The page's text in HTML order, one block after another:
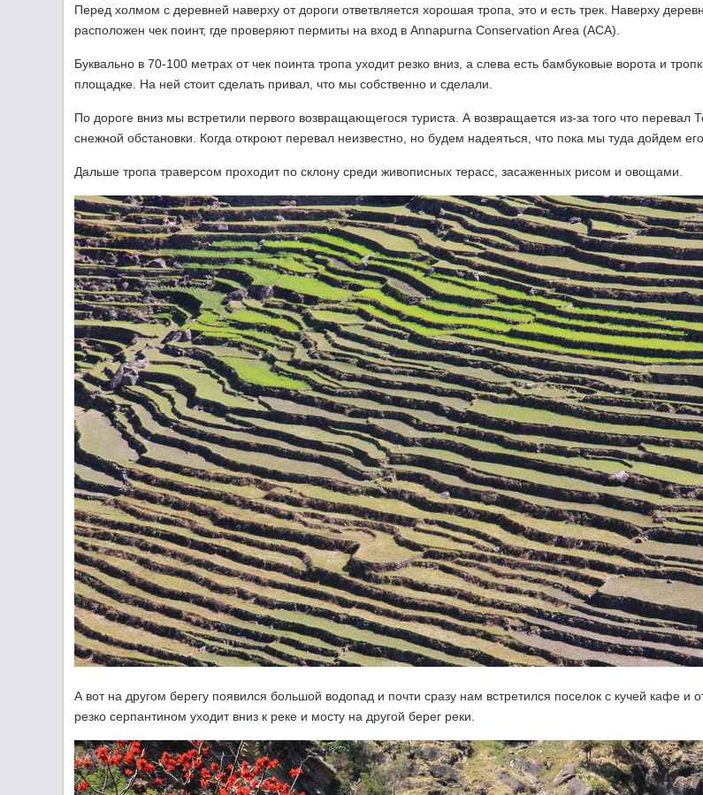
Перед холмом с деревней наверху от дороги ответвляется хорошая тропа, это и есть трек. Наверху
расположен чек поинт, где проверяют пермиты на вход в Annapurna Conservation Area (ACA).
Буквально в 70-100 метрах от чек поинта тропа уходит резко вниз, а слева есть бамбуковые ворота и
площадке. На ней стоит сделать привал, что мы собственно и сделали.
По дороге вниз мы встретили первого возвращающегося туриста. А возвращается из-за того что перевал
снежной обстановки. Когда откроют перевал неизвестно, но будем надеяться, что пока мы туда дойдем
Дальше тропа траверсом проходит по склону среди живописных терасс, засаженных рисом и овощами.
А вот на другом берегу появился большой водопад и почти сразу нам встретился поселок с кучей кафе и
резко серпантином уходит вниз к реке и мосту на другой берег реки.